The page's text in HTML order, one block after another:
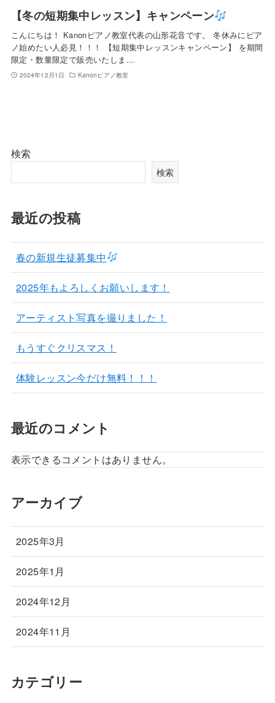
【冬の短期集中レッスン】キャンペーン
こんにちは！ Kanonピアノ教室代表の山形花音です。 冬休みにピア
ノ始めたい人必見！！！ 【短期集中レッスンキャンペーン】 を期間
限定・数量限定で販売いたしま…
2024年12月1日 Kanonピアノ教室
検索
検索
最近の投稿
春の新規生徒募集中
2025年もよろしくお願いします！
アーティスト写真を撮りました！
もうすぐクリスマス！
体験レッスン今だけ無料！！！
最近のコメント
表示できるコメントはありません。
アーカイブ
2025年3月
2025年1月
2024年12月
2024年11月
カテゴリー